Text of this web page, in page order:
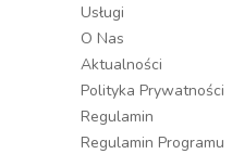
Usługi
O Nas
Aktualności
Polityka Prywatności
Regulamin
Regulamin Programu